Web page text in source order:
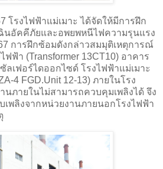
โรงไฟฟ้าแม่เมาะ ได้จัดให้มีการฝึก
นอัคคีภัยและอพยพหนีไฟความรุนแรง
การฝึกซ้อมดังกล่าวสมมุติเหตุการณ์
ฟ้า (Transformer 13CT10) อาคาร
เฟอร์ไดออกไซด์ โรงไฟฟ้าแม่เมาะ
4 FGD.Unit 12-13) ภายในโรง
นภายในไม่สามารถควบคุมเพลิงได้ จึง
พลิงจากหน่วยงานภายนอกโรงไฟฟ้า